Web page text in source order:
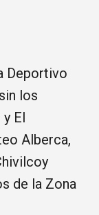
Deportivo
los
El
Alberca,
de la Zona